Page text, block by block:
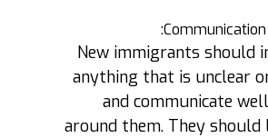
Communication
New immigrants should
anything that is unclear
and communicate
around them. They should